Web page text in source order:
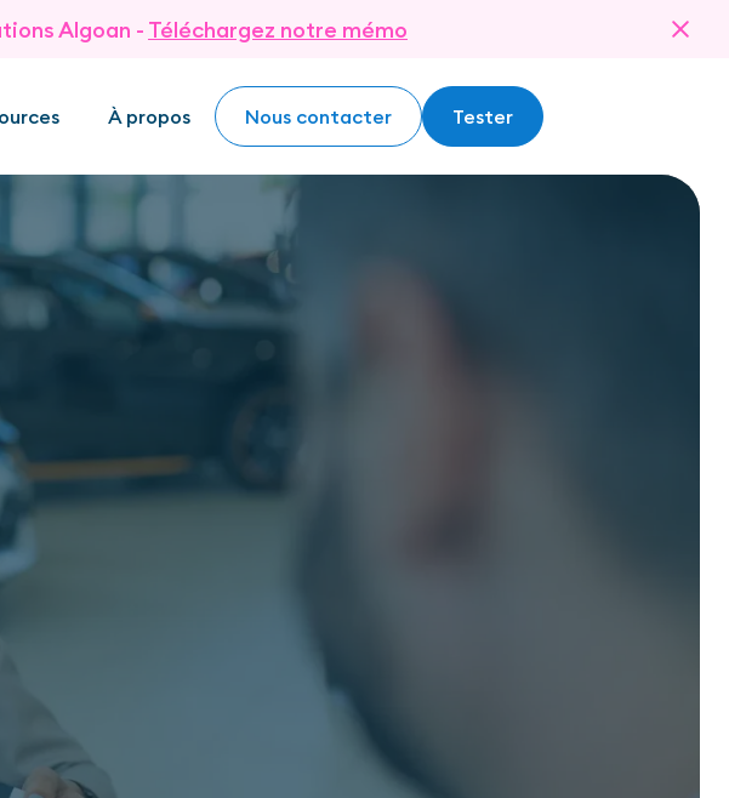
Algoan - Téléchargez notre mémo
À propos Nous contacter
Nous contacter
Tester